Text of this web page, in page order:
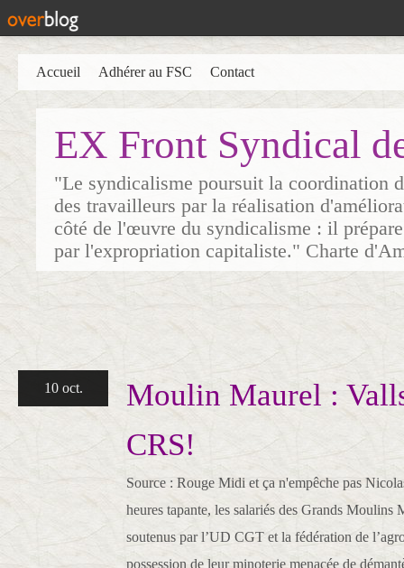
EX Front Syndical
"Le syndicalisme poursuit la coordination
des travailleurs par la réalisation
côté de l'œuvre du syndicalisme : il
par l'expropriation capitaliste." Charte
Accueil Adhérer au FSC Contact
10 oct.
Moulin Maurel :
CRS!
Source : Rouge Midi et ça n'empêche pas
heures tapante, les salariés des Grands Moulins
soutenus par l’UD CGT et la fédération de
possession de leur minoterie menacée de